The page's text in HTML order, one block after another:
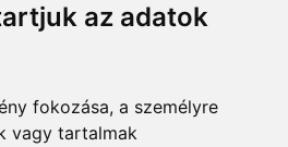
az adatok
fokozása, a személyre
vagy tartalmak